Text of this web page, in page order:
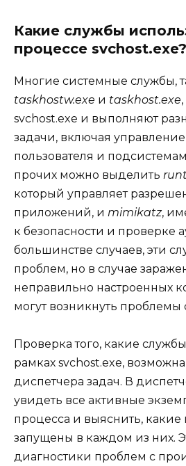
Какие службы
процессе svchost.exe?
Многие системные службы,
taskhostw.exe и taskhost.exe
svchost.exe и выполняют
задачи, включая
пользователя и
прочих можно выделить
который управляет
приложений, и mimikatz,
к безопасности и проверке
большинстве случаев, эти
проблем, но в случае
неправильно настроенных
могут возникнуть проблемы
Проверка того, какие
рамках svchost.exe,
диспетчера задач. В
увидеть все активные
процесса и выяснить,
запущены в каждом из них.
диагностики проблем с